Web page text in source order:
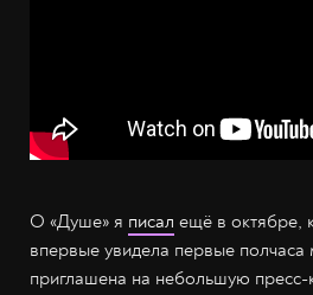
О «Душе» я писал ещё в октябре,
впервые увидела первые полчаса
приглашена на небольшую